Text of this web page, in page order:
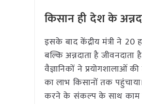
किसान ही देश के
इसके बाद केंद्रीय मंत्री ने
बल्कि अन्नदाता है
वैज्ञानिकों ने
का लाभ किसानों तक
करने के संकल्प के साथ काम